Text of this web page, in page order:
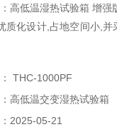
高低温湿热试验箱 增强
质化设计,占地空间小,
真彩触摸屏，比其它
THC-1000PF
高低温交变湿热试验箱
2025-05-21